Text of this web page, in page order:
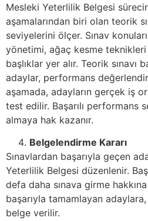
Mesleki Yeterlilik Belgesi
aşamalarından biri olan teorik
seviyelerini ölçer. Sınav
yönetimi, ağaç kesme
başlıklar yer alır. Teorik sınavı
adaylar, performans
aşamada, adayların gerçek iş
test edilir. Başarılı performans
almaya hak kazanır.
Belgelendirme Kararı
Sınavlardan başarıyla geçen
Yeterlilik Belgesi düzenlenir.
defa daha sınava girme
başarıyla tamamlayan
belge verilir.